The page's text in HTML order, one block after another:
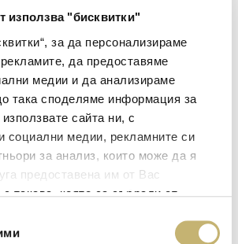
използва "бисквитки"
за да персонализираме
да предоставяме
медии и да анализираме
така споделяме информация за
сайта ни, с
социални медии, рекламните си
за анализ, които може да я
предоставена им от Вас
такава, която са събрали от